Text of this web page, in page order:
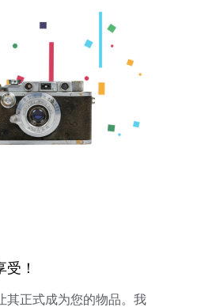
！
其正式成为您的物品。我